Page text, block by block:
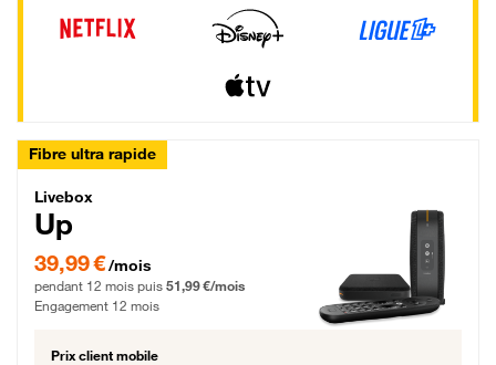
Fibre ultra rapide
Livebox Up Fibre
Livebox
Up
39,99 € par mois pendant 12 mois puis 51,99 € par mois, Engagement 12 mois
39,99 €/mois
pendant 12 mois puis 51,99 €/mois
Engagement 12 mois
Prix client mobile